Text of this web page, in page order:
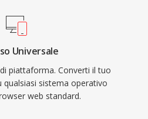
Universale
piattaforma. Converti il tuo
qualsiasi sistema operativo
web standard.